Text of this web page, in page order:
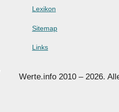
Lexikon
Sitemap
Links
Werte.info 2010 – 2026.